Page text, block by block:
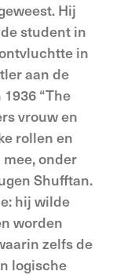
Hij
student in
in
aan de
“The
vrouw en
rollen en
onder
Shufftan.
hij wilde
worden
zelfs de
logische